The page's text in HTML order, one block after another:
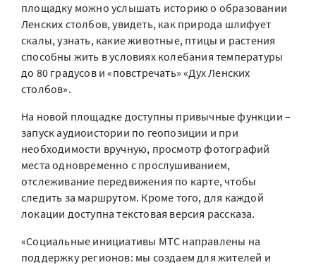
площадку можно услышать историю о образовании
Ленских столбов, увидеть, как природа шлифует
скалы, узнать, какие животные, птицы и растения
способны жить в условиях колебания температуры
до 80 градусов и «повстречать» «Дух Ленских
столбов».
На новой площадке доступны привычные функции –
запуск аудиоистории по геопозиции и при
необходимости вручную, просмотр фотографий
места одновременно с прослушиванием,
отслеживание передвижения по карте, чтобы
следить за маршрутом. Кроме того, для каждой
локации доступна текстовая версия рассказа.
«Социальные инициативы МТС направлены на
поддержку регионов: мы создаем для жителей и